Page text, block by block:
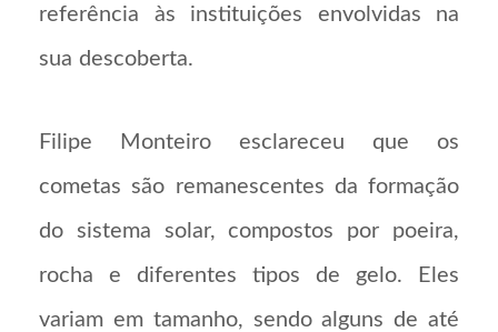
referência às instituições envolvidas na
sua descoberta.
Filipe Monteiro esclareceu que os
cometas são remanescentes da formação
do sistema solar, compostos por poeira,
rocha e diferentes tipos de gelo. Eles
variam em tamanho, sendo alguns de até